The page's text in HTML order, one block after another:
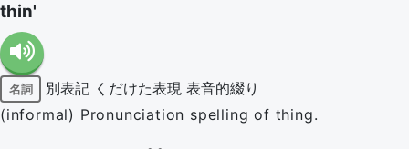
thin'
名詞 別表記 くだけた表現 表音的綴り
(informal) Pronunciation spelling of thing.